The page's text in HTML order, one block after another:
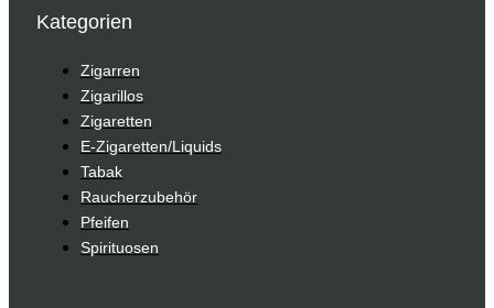
Kategorien
Zigarren
Zigarillos
Zigaretten
E-Zigaretten/Liquids
Tabak
Raucherzubehör
Pfeifen
Spirituosen